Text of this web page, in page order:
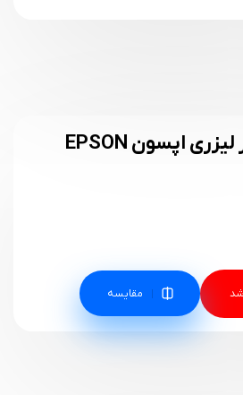
ویدئو پروژکتور لیزری اپسون EPSON
مقایسه